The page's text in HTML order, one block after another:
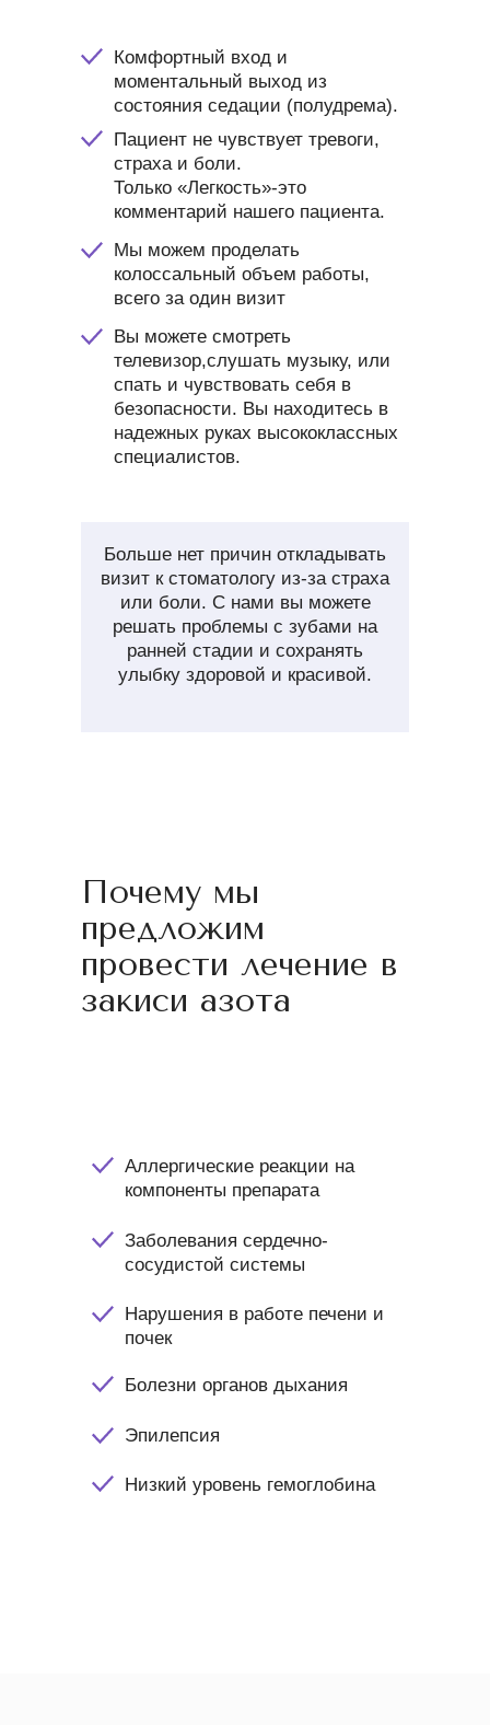
Комфортный вход и
моментальный выход из
состояния седации (полудрема).
Пациент не чувствует тревоги,
страха и боли.
Только «Легкость»-это
комментарий нашего пациента.
Мы можем проделать
колоссальный объем работы,
всего за один визит
Вы можете смотреть
телевизор,слушать музыку, или
спать и чувствовать себя в
безопасности. Вы находитесь в
надежных руках высококлассных
специалистов.
Больше нет причин откладывать
визит к стоматологу из-за страха
или боли. С нами вы можете
решать проблемы с зубами на
ранней стадии и сохранять
улыбку здоровой и красивой.
Почему мы
предложим
провести лечение в
закиси азота
Аллергические реакции на
компоненты препарата
Заболевания сердечно-
сосудистой системы
Нарушения в работе печени и
почек
Низкий уровень гемоглобина
Болезни органов дыхания
Эпилепсия